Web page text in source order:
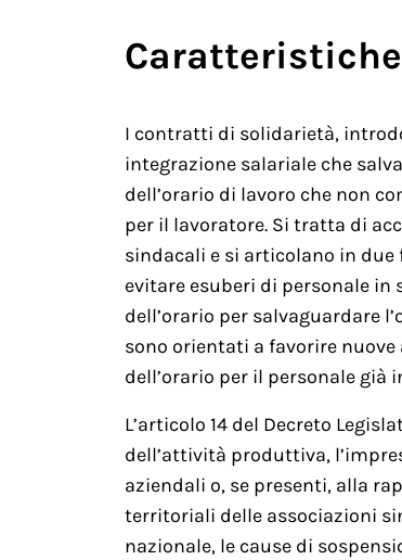
I contratti di solidarietà,
integrazione salariale che
dell’orario di lavoro che non
per il lavoratore. Si tratta di
sindacali e si articolano in
evitare esuberi di personale
dell’orario per salvaguardare
sono orientati a favorire
dell’orario per il personale già
L’articolo 14 del Decreto
dell’attività produttiva,
aziendali o, se presenti, alla
territoriali delle associazioni
nazionale, le cause di